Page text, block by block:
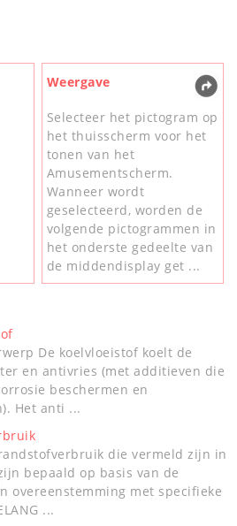
Weergave
Selecteer het pictogram op
het thuisscherm voor het
tonen van het
Amusementscherm.
Wanneer wordt
geselecteerd, worden de
volgende pictogrammen in
het onderste gedeelte van
de middendisplay get ...
De koelvloeistof koelt de
en antivries (met additieven die
beschermen en
Het anti ...
die vermeld zijn in
bepaald op basis van de
overeenstemming met specifieke
...